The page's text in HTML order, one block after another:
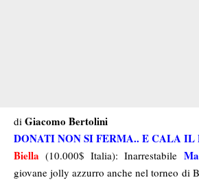
di Giacomo Bertolini
DONATI NON SI FERMA.. E CALA IL
Biella (10.000$ Italia): Inarrestabile
giovane jolly azzurro anche nel torneo di